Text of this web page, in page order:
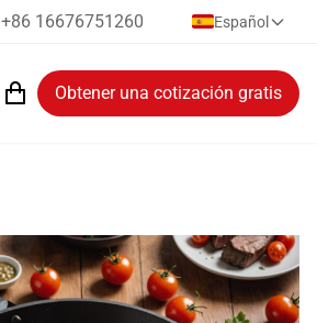
+86 16676751260 Español
Obtener una cotización gratis